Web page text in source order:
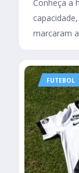
Conheça a
marcaram
FUTEBOL